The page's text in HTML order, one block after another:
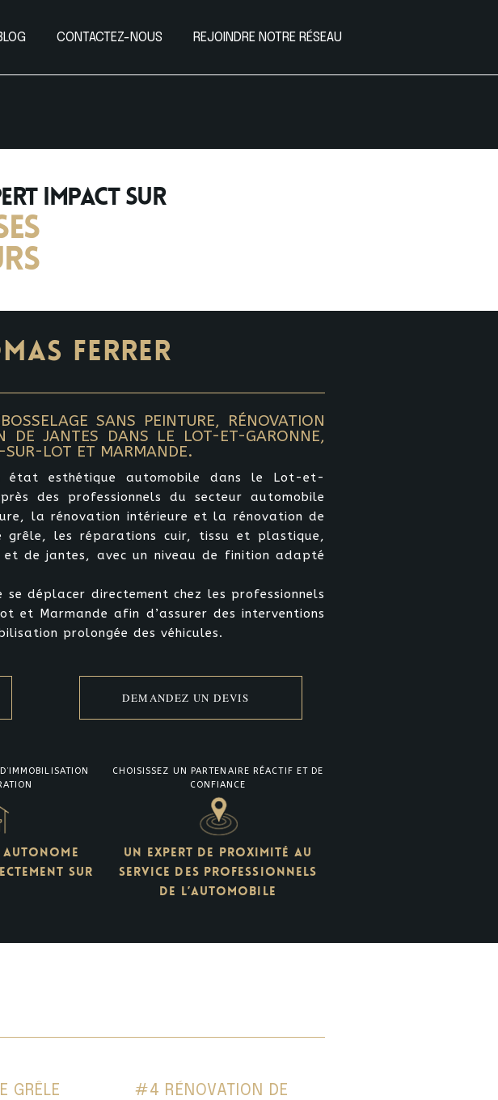
CONTACTEZ-NOUS REJOINDRE NOTRE RÉSEAU
IMPACT sur
FERRER
SANS PEINTURE, RÉNOVATION
DE JANTES DANS LE LOT-ET-GARONNE,
SUR-LOT ET MARMANDE.
état esthétique automobile dans le Lot-et-
des professionnels du secteur automobile
la rénovation intérieure et la rénovation de
les réparations cuir, tissu et plastique,
de jantes, avec un niveau de finition adapté
déplacer directement chez les professionnels
et Marmande afin d’assurer des interventions
prolongée des véhicules.
DEMANDEZ UN DEVIS
AUTONOME
SUR
CHOISISSEZ UN PARTENAIRE RÉACTIF ET DE
CONFIANCE
UN EXPERT DE PROXIMITÉ AU
SERVICE DES PROFESSIONNELS
DE L’AUTOMOBILE
GRÊLE
#4 RÉNOVATION DE